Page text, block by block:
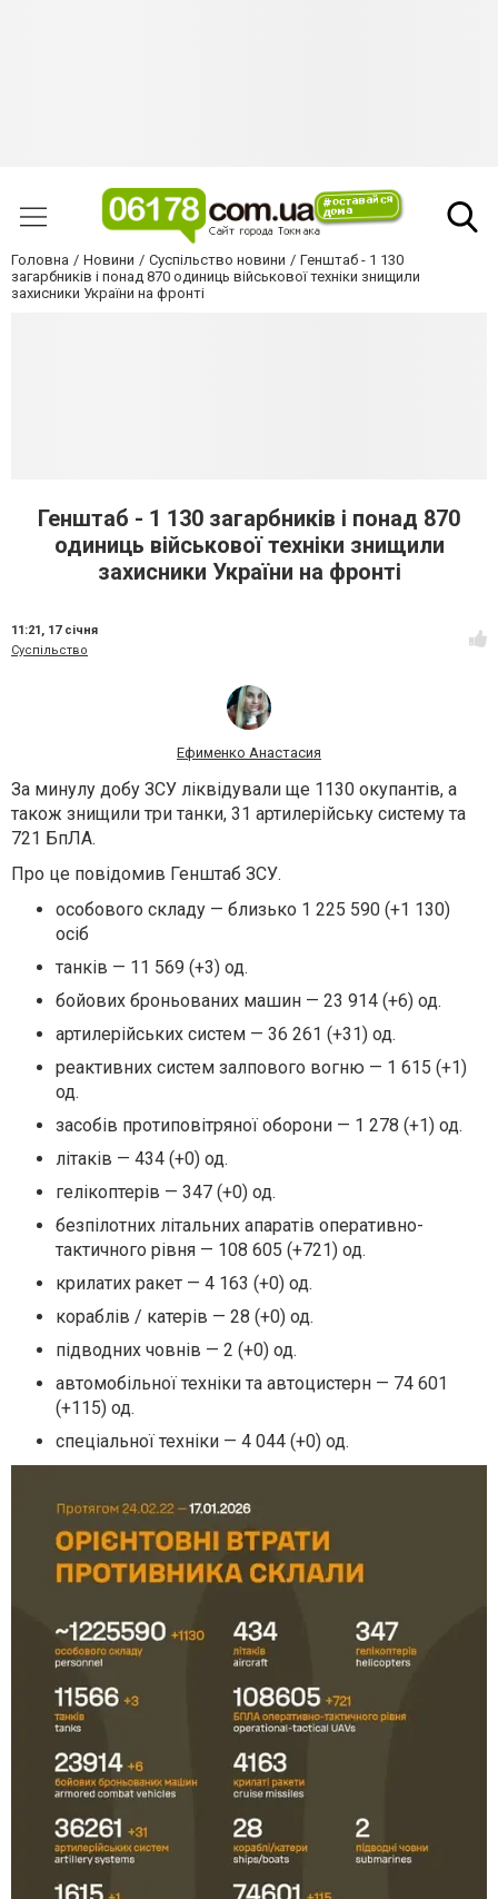
Головна Новини Суспільство новини
Генштаб - 1 130
загарбників і понад 870 одиниць військової техніки знищили
захисники України на фронті
Генштаб - 1 130 загарбників і понад 870
одиниць військової техніки знищили
захисники України на фронті
11:21, 17 січня
Суспільство
Ефименко Анастасия
За минулу добу ЗСУ ліквідували ще 1130 окупантів, а
також знищили три танки, 31 артилерійську систему та
721 БпЛА.
Про це повідомив Генштаб ЗСУ.
особового складу — близько 1 225 590 (+1 130)
осіб
танків — 11 569 (+3) од.
бойових броньованих машин — 23 914 (+6) од.
артилерійських систем — 36 261 (+31) од.
реактивних систем залпового вогню — 1 615 (+1)
од.
засобів протиповітряної оборони — 1 278 (+1) од.
літаків — 434 (+0) од.
гелікоптерів — 347 (+0) од.
безпілотних літальних апаратів оперативно-
тактичного рівня — 108 605 (+721) од.
крилатих ракет — 4 163 (+0) од.
кораблів / катерів — 28 (+0) од.
підводних човнів — 2 (+0) од.
автомобільної техніки та автоцистерн — 74 601
(+115) од.
спеціальної техніки — 4 044 (+0) од.